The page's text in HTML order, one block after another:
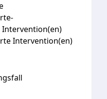
Intervention(en)